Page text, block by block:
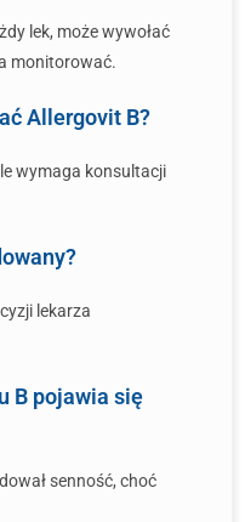
lek, może wywołać
monitorować.
Allergovit B?
wymaga konsultacji
lekarza
B pojawia się
senność, choć